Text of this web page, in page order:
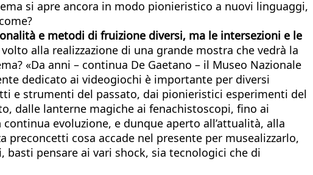
si apre ancora in modo pionieristico a nuovi linguaggi,
e metodi di fruizione diversi, ma le intersezioni e le
alla realizzazione di una grande mostra che vedrà la
«Da anni – continua De Gaetano – il Museo Nazionale
dedicato ai videogiochi è importante per diversi
e strumenti del passato, dai pionieristici esperimenti del
dalle lanterne magiche ai fenachistoscopi, fino ai
evoluzione, e dunque aperto all’attualità, alla
cosa accade nel presente per musealizzarlo,
pensare ai vari shock, sia tecnologici che di